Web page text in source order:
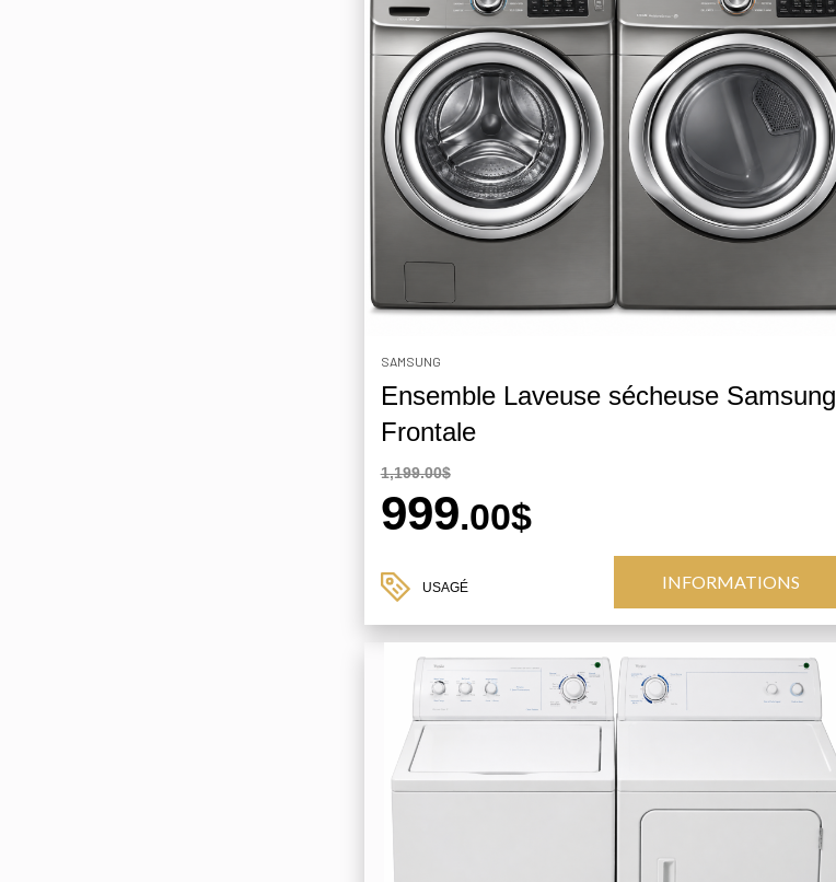
SAMSUNG
Ensemble Laveuse sécheuse Samsung
Frontale
1,199.00$
999.00$
USAGÉ INFORMATIONS